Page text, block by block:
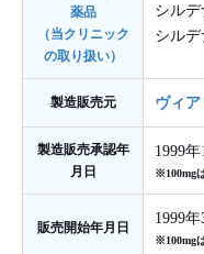
薬品
（当クリニック
の取り扱い）
シル
シル
製造販売元 ヴィ
製造販売承認年
月日
1999年
※100mg
販売開始年月日
1999年
※100mg